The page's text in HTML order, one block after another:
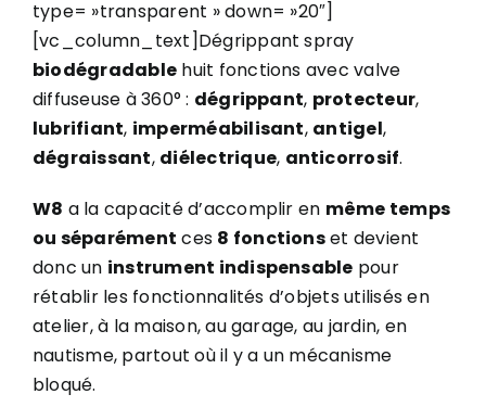
type= »transparent » down= »20″]
[vc_column_text]Dégrippant spray
biodégradable huit fonctions avec valve
diffuseuse à 360° : dégrippant, protecteur,
lubrifiant, imperméabilisant, antigel,
dégraissant, diélectrique, anticorrosif.
W8 a la capacité d’accomplir en même temps
ou séparément ces 8 fonctionset devient
donc un instrument indispensable pour
rétablir les fonctionnalités d’objets utilisés en
atelier, à la maison, au garage, au jardin, en
nautisme, partout où il y a un mécanisme
bloqué.